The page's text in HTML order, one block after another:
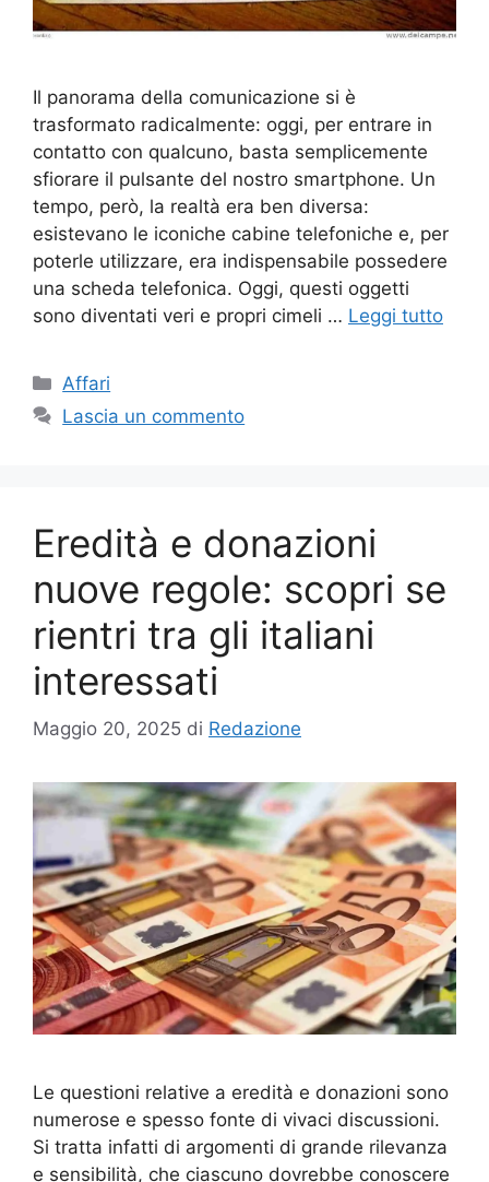
Il panorama della comunicazione si è
trasformato radicalmente: oggi, per entrare in
contatto con qualcuno, basta semplicemente
sfiorare il pulsante del nostro smartphone. Un
tempo, però, la realtà era ben diversa:
esistevano le iconiche cabine telefoniche e, per
poterle utilizzare, era indispensabile possedere
una scheda telefonica. Oggi, questi oggetti
sono diventati veri e propri cimeli … Leggi tutto
Categorie
Affari
Lascia un commento
Eredità e donazioni
nuove regole: scopri se
rientri tra gli italiani
interessati
Maggio 20, 2025 di Redazione
Le questioni relative a eredità e donazioni sono
numerose e spesso fonte di vivaci discussioni.
Si tratta infatti di argomenti di grande rilevanza
e sensibilità, che ciascuno dovrebbe conoscere